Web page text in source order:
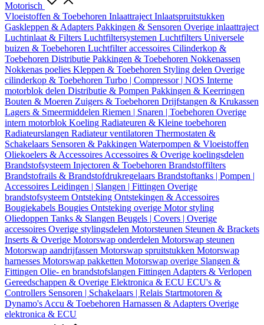
Motorisch
Vloeistoffen & Toebehoren Inlaattraject Inlaatspruitstukken
Gaskleppen & Adapters Pakkingen & Sensoren Overige inlaattraject
Luchtinlaat & Filters Luchtfiltersystemen Luchtfilters Universele
buizen & Toebehoren Luchtfilter accessoires Cilinderkop &
Toebehoren Distributie Pakkingen & Toebehoren Nokkenassen
Nokkenas poelies Kleppen & Toebehoren Styling delen Overige
cilinderkop & Toebehoren Turbo | Compressor | NOS Interne
motorblok delen Distributie & Pompen Pakkingen & Keerringen
Bouten & Moeren Zuigers & Toebehoren Drijfstangen & Krukassen
Lagers & Smeermiddelen Riemen | Snaren | Toebehoren Overige
intern motorblok Koeling Radiateuren & Kleine toebehoren
Radiateurslangen Radiateur ventilatoren Thermostaten &
Schakelaars Sensoren & Pakkingen Waterpompen & Vloeistoffen
Oliekoelers & Accessoires Accessoires & Overige koelingsdelen
Brandstofsysteem Injectoren & Toebehoren Brandstoffilters
Brandstofrails & Brandstofdrukregelaars Brandstoftanks | Pompen |
Accessoires Leidingen | Slangen | Fittingen Overige
brandstofsysteem Ontsteking Ontstekingen & Accessoires
Bougiekabels Bougies Ontsteking overige Motor styling
Oliedoppen Tanks & Slangen Beugels | Covers | Overige
accessoires Overige stylingsdelen Motorsteunen Steunen & Brackets
Inserts & Overige Motorswap onderdelen Motorswap steunen
Motorswap aandrijfassen Motorswap spruitstukken Motorswap
harnesses Motorswap pakketten Motorswap overige Slangen &
Fittingen Olie- en brandstofslangen Fittingen Adapters & Verlopen
Gereedschappen & Overige Elektronica & ECU ECU's &
Controllers Sensoren | Schakelaars | Relais Startmotoren &
Dynamo's Accu & Toebehoren Harnassen & Adapters Overige
elektronica & ECU